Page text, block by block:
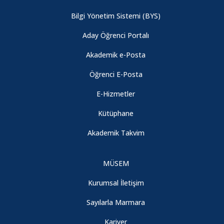
2020-2021 Eğitim-Öğretim Yılı Güz Yarıyılı Ara Sınav Uygulama
ARASINAV TARİHLERİ HAKKINDA DUYURU -
Kimya Bölümü Öğretim Üyemizin Proje Başarısı
HES Kodu Entegrasyonu Hakkında
Bilgi Yönetim Sistemi (BYS)
Aday Öğrenci Portalı
Akademik e-Posta
Öğrenci E-Posta
E-Hizmetler
Kütüphane
Akademik Takvim
MÜSEM
Kurumsal İletişim
Sayılarla Marmara
Kariyer